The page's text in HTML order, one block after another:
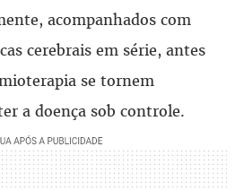
acompanhados com
cerebrais em série, antes
se tornem
a doença sob controle.